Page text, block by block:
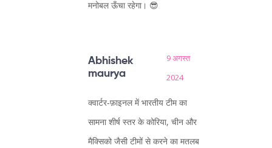
मनोबल ऊँचा रहेगा। 😎
Abhishek
maurya
9 अगस्त
2024
क्वार्टर‑फ़ाइनल में भारतीय टीम का
सामना शीर्ष स्तर के कोरिया, चीन और
मैक्सिको जैसी टीमों से करने का मतलब